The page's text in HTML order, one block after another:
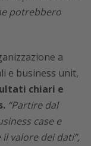
potrebbero
a
e business unit,
chiari e
“Partire dal
case e
valore dei dati”,